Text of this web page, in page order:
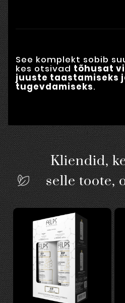
See komplekt sobib
kes otsivad tõhusat
juuste taastamiseks
tugevdamiseks.
Kliendid,
selle toote,